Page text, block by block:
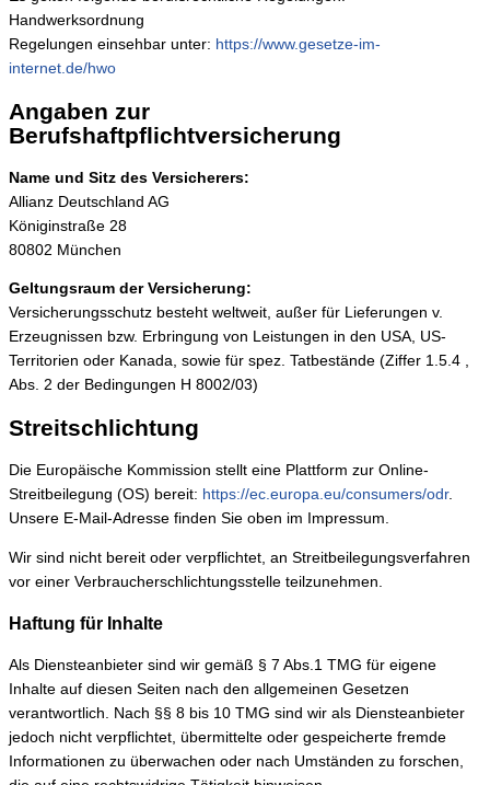
Handwerksordnung
Regelungen einsehbar unter: https://www.gesetze-im-
internet.de/hwo
Angaben zur
Berufshaftpflichtversicherung
Name und Sitz des Versicherers:
Allianz Deutschland AG
Königinstraße 28
80802 München
Geltungsraum der Versicherung:
Versicherungsschutz besteht weltweit, außer für Lieferungen v.
Erzeugnissen bzw. Erbringung von Leistungen in den USA, US-
Territorien oder Kanada, sowie für spez. Tatbestände (Ziffer 1.5.4 ,
Abs. 2 der Bedingungen H 8002/03)
Streitschlichtung
Die Europäische Kommission stellt eine Plattform zur Online-
Streitbeilegung (OS) bereit: https://ec.europa.eu/consumers/odr.
Unsere E-Mail-Adresse finden Sie oben im Impressum.
Wir sind nicht bereit oder verpflichtet, an Streitbeilegungsverfahren
vor einer Verbraucherschlichtungsstelle teilzunehmen.
Haftung für Inhalte
Als Diensteanbieter sind wir gemäß § 7 Abs.1 TMG für eigene
Inhalte auf diesen Seiten nach den allgemeinen Gesetzen
verantwortlich. Nach §§ 8 bis 10 TMG sind wir als Diensteanbieter
jedoch nicht verpflichtet, übermittelte oder gespeicherte fremde
Informationen zu überwachen oder nach Umständen zu forschen,